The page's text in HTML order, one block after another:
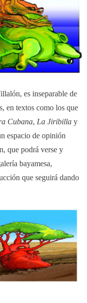
es inseparable de
en textos como los que
Cubana, La Jiribillay
espacio de opinión
que podrá verse y
bayamesa,
que seguirá dando